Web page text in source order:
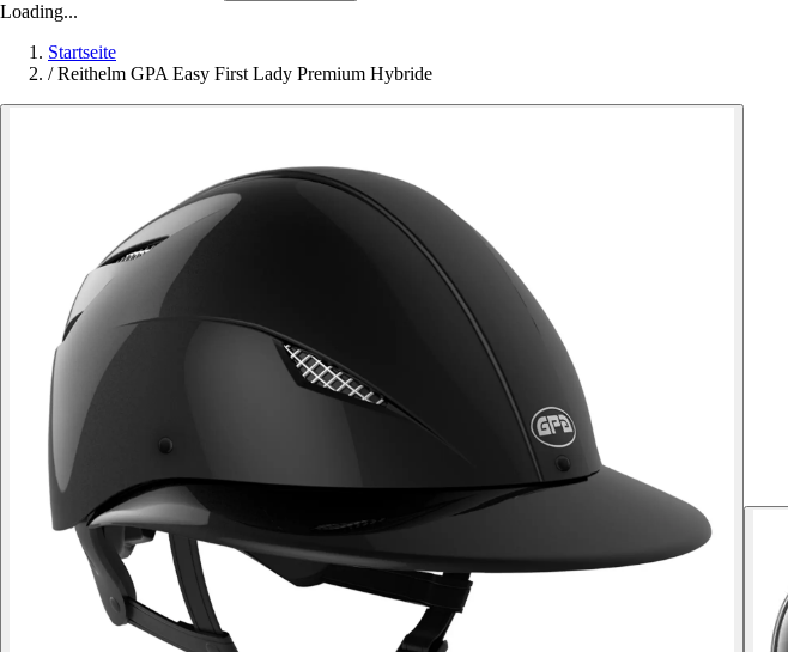
Loading...
Startseite
/ Reithelm GPA Easy First Lady Premium Hybride